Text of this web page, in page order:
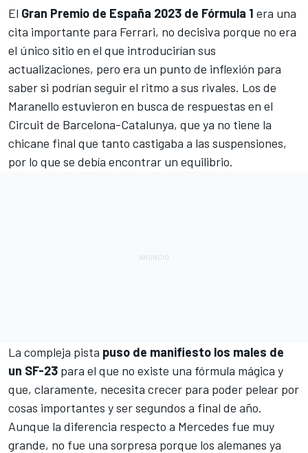
El Gran Premio de España 2023 de Fórmula 1 era una
cita importante para Ferrari, no decisiva porque no era
el único sitio en el que introducirían sus
actualizaciones, pero era un punto de inflexión para
saber si podrían seguir el ritmo a sus rivales. Los de
Maranello estuvieron en busca de respuestas en el
Circuit de Barcelona-Catalunya, que ya no tiene la
chicane final que tanto castigaba a las suspensiones,
por lo que se debía encontrar un equilibrio.
La compleja pista puso de manifiesto los males de
un SF-23 para el que no existe una fórmula mágica y
que, claramente, necesita crecer para poder pelear por
cosas importantes y ser segundos a final de año.
Aunque la diferencia respecto a Mercedes fue muy
grande, no fue una sorpresa porque los alemanes ya